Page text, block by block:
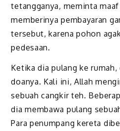
tetangganya, meminta
memberinya pembayaran
tersebut, karena pohon
pedesaan.
Ketika dia pulang ke
doanya. Kali ini, Allah
sebuah cangkir teh.
dia membawa pulang
Para penumpang kereta